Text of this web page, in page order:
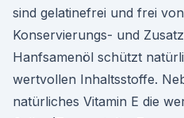
sind gelatinefrei und frei
Konservierungs- und
Hanfsamenöl schützt
wertvollen Inhaltsstoffe.
natürliches Vitamin E die